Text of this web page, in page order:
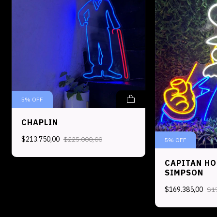
5% OFF
CHAPLIN
$213.750,00 $225.000,00 5% OFF
CAPITAN
SIMPSON
$169.385,00